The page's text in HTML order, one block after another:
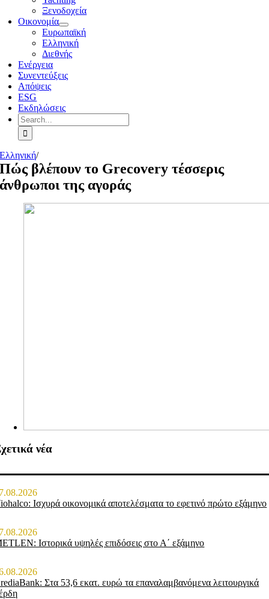
Ξενοδοχεία
Οικονομία
Ευρωπαϊκή
Ελληνική
Διεθνής
Ενέργεια
Συνεντεύξεις
Απόψεις
ESG
Εκδηλώσεις
Search
for:
Ελληνική/
Πώς βλέπουν το Grecovery τέσσερις
άνθρωποι της αγοράς
νέα
Ισχυρά οικονομικά αποτελέσματα το εφετινό πρώτο εξάμηνο
Ιστορικά υψηλές επιδόσεις στο Α΄ εξάμηνο
Στα 53,6 εκατ. ευρώ τα επαναλαμβανόμενα λειτουργικά